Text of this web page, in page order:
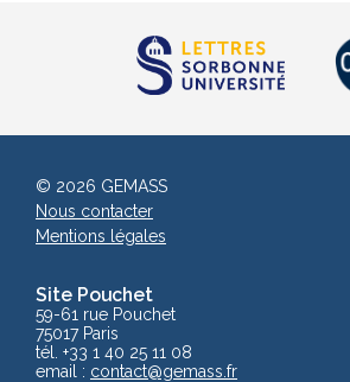
Site Pouchet
59-61 rue Pouchet
75017 Paris
tél. +33 1 40 25 11 08
email : contact@gemass.fr
© 2026 GEMASS
Nous contacter
Mentions légales